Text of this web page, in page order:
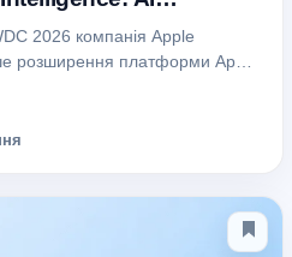
кожному додатку
2026 компанія Apple
розширення платформи Apple
у iPhone, iPad, Mac,